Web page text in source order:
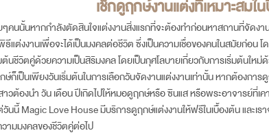
เช็กดูฤกษ์งานแต่งที่เหมาะสมใ
คนนั้นหากกำลังตัดสินใจแต่งงานสิ่งแรกที่จะต้องทำก่อนหาสถานที่จัดง
แต่งงานเพื่อจะได้เป็นมงคลต่อชีวิต ซึ่งเป็นความเชื่อของคนในสมัยก่อน
ต้นชีวิตคู่ด้วยความเป็นสิริมงคล โดยเป็นกุศโลบายเกี่ยวกับการเริ่มต้นให
ษ์ก็เป็นเพียงวันเริ่มต้นในการเลือกวันจัดงานแต่งงานเท่านั้น หากต้องกา
วต้องนำ วัน เดือน ปีเกิดไปให้หมอดูฤกษ์หรือ ซินแส หรือพระอาจารย์ที่เ
วันนี้ Magic Love House มีบริการดูฤกษ์แต่งงานให้ฟรีในเบื้องต้น และเ
วามมงคลของชีวิตคู่ต่อไป